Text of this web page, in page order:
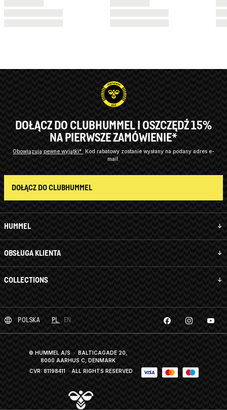
HUMMEL
OBSŁUGA KLIENTA
COLLECTIONS
DOŁĄCZ DO CLUBHUMMEL I OSZCZĘDŹ 15%
NA PIERWSZE ZAMÓWIENIE*
Obowiązują pewne wyjątki* Kod rabatowy zostanie wysłany na podany adres e-
mail.
DOŁĄCZ DO CLUBHUMMEL
POLSKA PL EN
© HUMMEL A/S · BALTICAGADE 20,
8000 AARHUS C, DENMARK
CVR: 81198411 · ALL RIGHTS RESERVED